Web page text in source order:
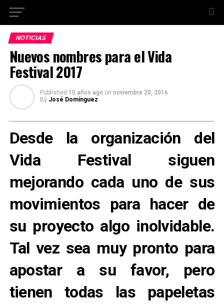
NOTICIAS
Nuevos nombres para el Vida
Festival 2017
Published 10 años ago on noviembre 20, 2016
By José Domínguez
Desde la organización del
Vida Festival siguen
mejorando cada uno de sus
movimientos para hacer de
su proyecto algo inolvidable.
Tal vez sea muy pronto para
apostar a su favor, pero
tienen todas las papeletas